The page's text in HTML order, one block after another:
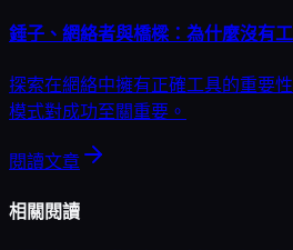
錘子、網絡者與橋樑：為什麼沒有
探索在網絡中擁有正確工具的重要
模式對成功至關重要。
閱讀文章
相關閱讀